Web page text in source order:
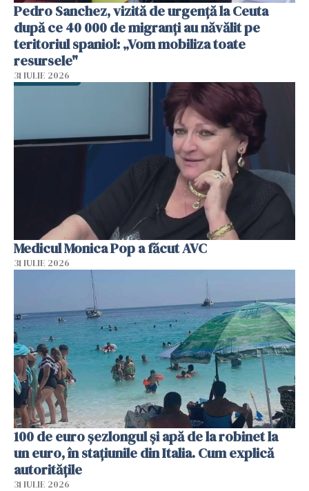
Pedro Sanchez, vizită de urgență la Ceuta
după ce 40 000 de migranți au năvălit pe
teritoriul spaniol: „Vom mobiliza toate
resursele"
31 IULIE 2026
Medicul Monica Pop a făcut AVC
31 IULIE 2026
100 de euro șezlongul și apă de la robinet la
un euro, în stațiunile din Italia. Cum explică
autoritățile
31 IULIE 2026